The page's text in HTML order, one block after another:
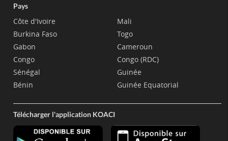
Pays
Côte d'Ivoire
Burkina Faso
Gabon
Congo
Sénégal
Bénin
Mali
Togo
Cameroun
Congo (RDC)
Guinée
Guinée Equatorial
Télécharger l'application KOACI